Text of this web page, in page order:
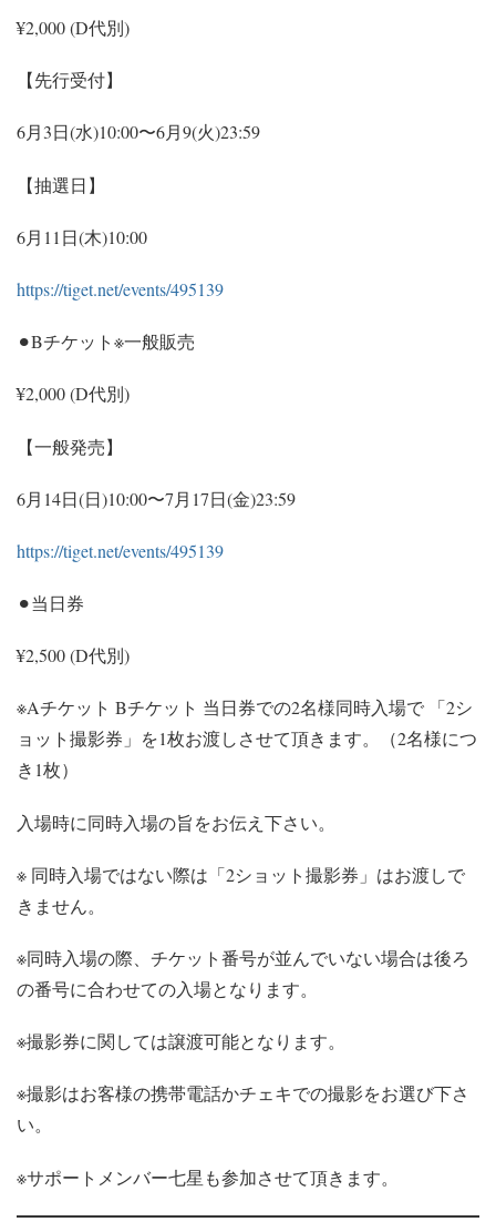
¥2,000 (D代別)
【先行受付】
6月3日(水)10:00〜6月9(火)23:59
【抽選日】
6月11日(木)10:00
https://tiget.net/events/495139
⚫︎Bチケット※一般販売
¥2,000 (D代別)
【一般発売】
6月14日(日)10:00〜7月17日(金)23:59
https://tiget.net/events/495139
⚫︎当日券
¥2,500 (D代別)
※Aチケット Bチケット 当日券での2名様同時入場で 「2シ
ョット撮影券」を1枚お渡しさせて頂きます。（2名様につ
き1枚）
入場時に同時入場の旨をお伝え下さい。
※ 同時入場ではない際は「2ショット撮影券」はお渡しで
きません。
※同時入場の際、チケット番号が並んでいない場合は後ろ
の番号に合わせての入場となります。
※撮影券に関しては譲渡可能となります。
※撮影はお客様の携帯電話かチェキでの撮影をお選び下さ
い。
※サポートメンバー七星も参加させて頂きます。